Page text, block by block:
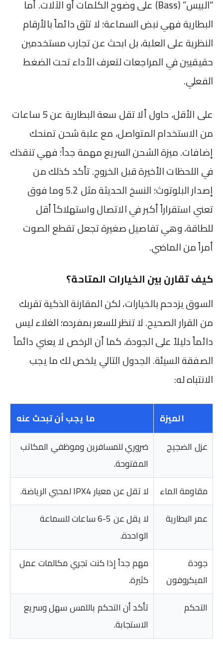
“البيس” (Bass) على وضوح الكلمات أو الآلات. أما
البطارية فهي نبض السماعة؛ لا تثق دائماً بالأرقام
النظرية على العلبة، بل ابحث عن تجارب مستخدمين
حقيقيين في المراجعات لتعرف الأداء تحت الضغط
الفعلي.
على الأقل، حاول ألا تقل سعة البطارية عن 5 ساعات
من الاستخدام المتواصل، مع علبة شحن تمنحك
إضافات. ميزة الشحن السريع مهمة جداً؛ فهي تنقذك
في اللحظات الأخيرة قبل الخروج. تأكد كذلك من
إصدار البلوتوث؛ النسخ الحديثة مثل 5.2 وما فوق
تعني استقراراً أكبر في الاتصال واستهلاكاً أقل
للطاقة، وهي تفاصيل صغيرة تجعل تقطع الصوت
أمراً من الماضي.
كيف تقارن بين الخيارات المتاحة؟
السوق يزدحم بالخيارات، لكن المقارنة الذكية تقربك
من القرار الصحيح. لا تنظر للسعر بمفرده؛ الغلاء ليس
دائماً دليلاً على الجودة، كما أن الرخص لا يعني دائماً
الصفقة السيئة. الجدول التالي يلخص لك ما يجب
الانتباه له:
الميزة
ما يجب أن تبحث عنه
عزل الضجيج
ضروري للمسافرين وموظفي المكاتب
المفتوحة.
مقاومة الماء
لا تقل عن معيار IPX4 لمحبي الرياضة.
عمر البطارية
لا يقل عن 5-6 ساعات للسماعة
الواحدة.
جودة
الميكروفون
مهم جداً إذا كنت تجري مكالمات عمل
كثيرة.
التحكم
تأكد أن التحكم باللمس سهل وسريع
الاستجابة.